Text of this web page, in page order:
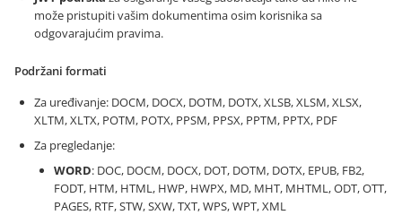
može pristupiti vašim dokumentima osim korisnika sa
odgovarajućim pravima.
Podržani formati
Za uređivanje: DOCM, DOCX, DOTM, DOTX, XLSB, XLSM, XLSX,
XLTM, XLTX, POTM, POTX, PPSM, PPSX, PPTM, PPTX, PDF
Za pregledanje:
WORD: DOC, DOCM, DOCX, DOT, DOTM, DOTX, EPUB, FB2,
FODT, HTM, HTML, HWP, HWPX, MD, MHT, MHTML, ODT, OTT,
PAGES, RTF, STW, SXW, TXT, WPS, WPT, XML